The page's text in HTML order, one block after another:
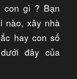
con gì ? Bạn
nào, xây nhà
hay con số
đây của